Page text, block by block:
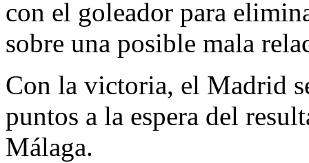
con el goleador para
sobre una posible mala
Con la victoria, el Madrid
puntos a la espera del
Málaga.